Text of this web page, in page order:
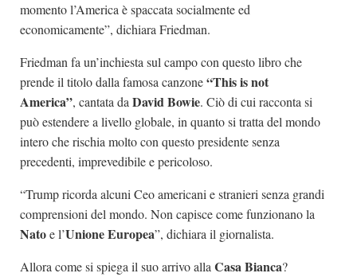
momento l’America è spaccata socialmente ed
economicamente”, dichiara Friedman.
Friedman fa un’inchiesta sul campo con questo libro che
prende il titolo dalla famosa canzone“This is not
America”, cantata daDavid Bowie. Ciò di cui racconta si
può estendere a livello globale, in quanto si tratta del mondo
intero che rischia molto con questo presidente senza
precedenti, imprevedibile e pericoloso.
“Trump ricorda alcuni Ceo americani e stranieri senza grandi
comprensioni del mondo. Non capisce come funzionano la
Natoe l’Unione Europea”, dichiara il giornalista.
Allora come si spiega il suo arrivo allaCasa Bianca?